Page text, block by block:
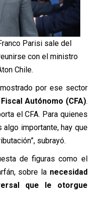
Parisi sale del
con el ministro
Chile.
por ese sector
Autónomo (CFA).
el CFA. Para quienes
importante, hay que
subrayó.
de figuras como el
sobre la necesidad
que le otorgue